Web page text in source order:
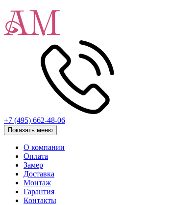
+7 (495) 662-48-06
Показать меню
О компании
Оплата
Замер
Доставка
Монтаж
Гарантия
Контакты